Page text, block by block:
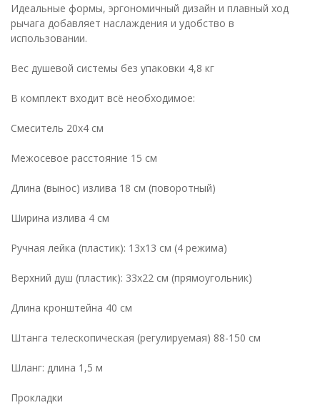
Идеальные формы, эргономичный дизайн и плавный ход
рычага добавляет наслаждения и удобство в
использовании.
Вес душевой системы без упаковки 4,8 кг
В комплект входит всё необходимое:
Смеситель 20х4 см
Межосевое расстояние 15 см
Длина (вынос) излива 18 см (поворотный)
Ширина излива 4 см
Ручная лейка (пластик): 13х13 см (4 режима)
Верхний душ (пластик): 33х22 см (прямоугольник)
Длина кронштейна 40 см
Штанга телескопическая (регулируемая) 88-150 см
Шланг: длина 1,5 м
Прокладки